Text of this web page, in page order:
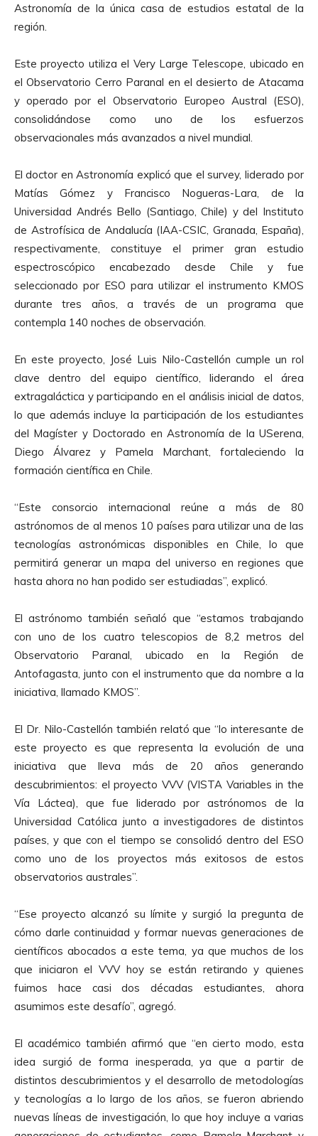
Astronomía de la única casa de estudios estatal de la
región.
Este proyecto utiliza el Very Large Telescope, ubicado en
el Observatorio Cerro Paranal en el desierto de Atacama
y operado por el Observatorio Europeo Austral (ESO),
consolidándose como uno de los esfuerzos
observacionales más avanzados a nivel mundial.
El doctor en Astronomía explicó que el survey, liderado por
Matías Gómez y Francisco Nogueras-Lara, de la
Universidad Andrés Bello (Santiago, Chile) y del Instituto
de Astrofísica de Andalucía (IAA-CSIC, Granada, España),
respectivamente, constituye el primer gran estudio
espectroscópico encabezado desde Chile y fue
seleccionado por ESO para utilizar el instrumento KMOS
durante tres años, a través de un programa que
contempla 140 noches de observación.
En este proyecto, José Luis Nilo-Castellón cumple un rol
clave dentro del equipo científico, liderando el área
extragaláctica y participando en el análisis inicial de datos,
lo que además incluye la participación de los estudiantes
del Magíster y Doctorado en Astronomía de la USerena,
Diego Álvarez y Pamela Marchant, fortaleciendo la
formación científica en Chile.
“Este consorcio internacional reúne a más de 80
astrónomos de al menos 10 países para utilizar una de las
tecnologías astronómicas disponibles en Chile, lo que
permitirá generar un mapa del universo en regiones que
hasta ahora no han podido ser estudiadas”, explicó.
El astrónomo también señaló que “estamos trabajando
con uno de los cuatro telescopios de 8,2 metros del
Observatorio Paranal, ubicado en la Región de
Antofagasta, junto con el instrumento que da nombre a la
iniciativa, llamado KMOS”.
El Dr. Nilo-Castellón también relató que “lo interesante de
este proyecto es que representa la evolución de una
iniciativa que lleva más de 20 años generando
descubrimientos: el proyecto VVV (VISTA Variables in the
Vía Láctea), que fue liderado por astrónomos de la
Universidad Católica junto a investigadores de distintos
países, y que con el tiempo se consolidó dentro del ESO
como uno de los proyectos más exitosos de estos
observatorios australes”.
“Ese proyecto alcanzó su límite y surgió la pregunta de
cómo darle continuidad y formar nuevas generaciones de
científicos abocados a este tema, ya que muchos de los
que iniciaron el VVV hoy se están retirando y quienes
fuimos hace casi dos décadas estudiantes, ahora
asumimos este desafío”, agregó.
El académico también afirmó que “en cierto modo, esta
idea surgió de forma inesperada, ya que a partir de
distintos descubrimientos y el desarrollo de metodologías
y tecnologías a lo largo de los años, se fueron abriendo
nuevas líneas de investigación, lo que hoy incluye a varias